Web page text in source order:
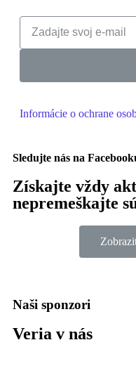
Informácie o ochrane
Sledujte nás na
Získajte vždy
nepremeškajte
Naši sponzori
Veria v nás